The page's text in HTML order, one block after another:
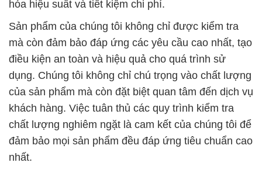
hóa hiệu suất và tiết kiệm chi phí.
Sản phẩm của chúng tôi không chỉ được kiểm tra
mà còn đảm bảo đáp ứng các yêu cầu cao nhất, tạo
điều kiện an toàn và hiệu quả cho quá trình sử
dụng. Chúng tôi không chỉ chú trọng vào chất lượng
của sản phẩm mà còn đặt biệt quan tâm đến dịch vụ
khách hàng. Việc tuân thủ các quy trình kiểm tra
chất lượng nghiêm ngặt là cam kết của chúng tôi để
đảm bảo mọi sản phẩm đều đáp ứng tiêu chuẩn cao
nhất.